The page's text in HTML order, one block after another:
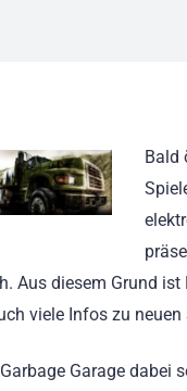
Bald
Aus diesem Grund
viele Infos zu
Garage